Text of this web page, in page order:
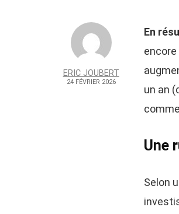
ERIC JOUBERT
24 FÉVRIER 2026
En
encore
un an
Une
Selon